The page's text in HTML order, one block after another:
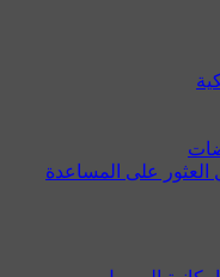
على المساعدة